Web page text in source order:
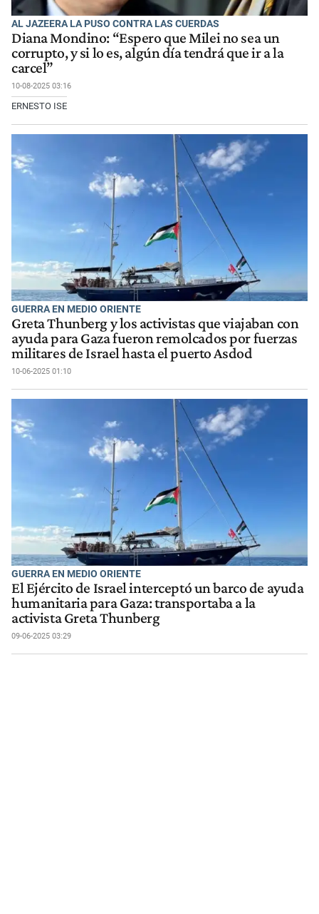
AL JAZEERA LA PUSO CONTRA LAS CUERDAS
Diana Mondino: “Espero que Milei no sea un
corrupto, y si lo es, algún día tendrá que ir a la
carcel”
10-08-2025 03:16
ERNESTO ISE
GUERRA EN MEDIO ORIENTE
Greta Thunberg y los activistas que viajaban con
ayuda para Gaza fueron remolcados por fuerzas
militares de Israel hasta el puerto Asdod
10-06-2025 01:10
GUERRA EN MEDIO ORIENTE
El Ejército de Israel interceptó un barco de ayuda
humanitaria para Gaza: transportaba a la
activista Greta Thunberg
09-06-2025 03:29